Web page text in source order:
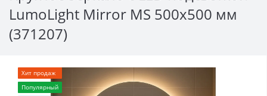
LumoLight Mirror MS 500x500 мм
(371207)
Хит продаж
Популярный